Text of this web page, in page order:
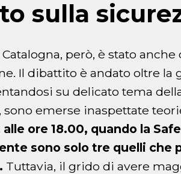
sulla
però, è stato
Il dibattito è andato oltre la
su delicato tema
emerse inaspettate
ore 18.00, quando la
sono solo tre quelli che
Tuttavia, il grido di avere